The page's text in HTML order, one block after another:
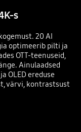
s
20 AI
optimeerib pilti ja
OTT-teenuseid,
Ainulaadsed
OLED ereduse
värvi, kontrastsust